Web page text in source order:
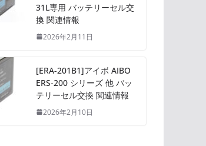
31L専用 バッテリーセル交
換 関連情報
2026年2月11日
[ERA-201B1]アイボ AIBO
ERS-200 シリーズ 他 バッ
テリーセル交換 関連情報
2026年2月10日